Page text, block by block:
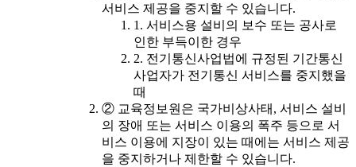
서비스 제공을 중지할 수 있습니다.
1. 서비스용 설비의 보수 또는 공사로
인한 부득이한 경우
2. 전기통신사업법에 규정된 기간통신
사업자가 전기통신 서비스를 중지했을
때
② 교육정보원은 국가비상사태, 서비스 설비
의 장애 또는 서비스 이용의 폭주 등으로 서
비스 이용에 지장이 있는 때에는 서비스 제공
을 중지하거나 제한할 수 있습니다.